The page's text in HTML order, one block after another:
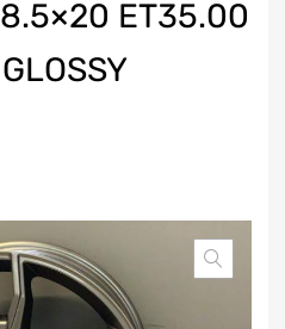
ET35.00